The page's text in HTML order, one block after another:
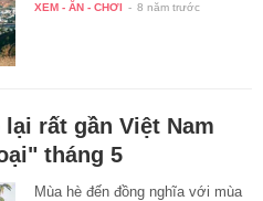
XEM - ĂN - CHƠI - 8 năm trước
rất gần Việt Nam
tháng 5
Mùa hè đến đồng nghĩa với mùa